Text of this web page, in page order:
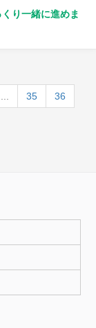
り一緒に進めま
35 36